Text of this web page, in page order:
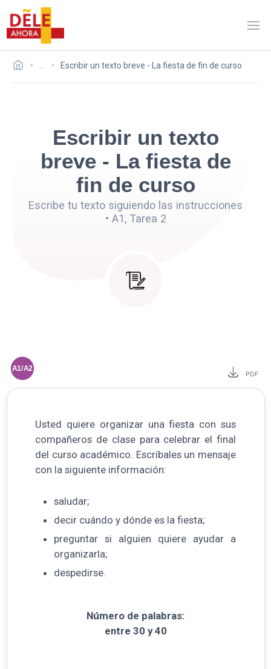
Escribir un texto breve - La fiesta de fin de curso
Escribir un texto
breve - La fiesta de
fin de curso
Escribe tu texto siguiendo las instrucciones
• A1, Tarea 2
A1/A2
PDF
Usted quiere organizar una fiesta con sus
compañeros de clase para celebrar el final
del curso académico. Escríbales un mensaje
con la siguiente información:
saludar;
decir cuándo y dónde es la fiesta;
preguntar si alguien quiere ayudar a
organizarla;
despedirse.
Número de palabras:
entre 30 y 40